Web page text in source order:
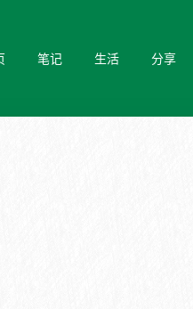
笔记 生活 分享